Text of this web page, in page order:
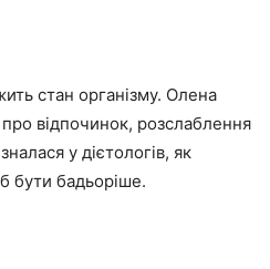
стан організму. Олена
відпочинок, розслаблення
у дієтологів, як
бути бадьоріше.